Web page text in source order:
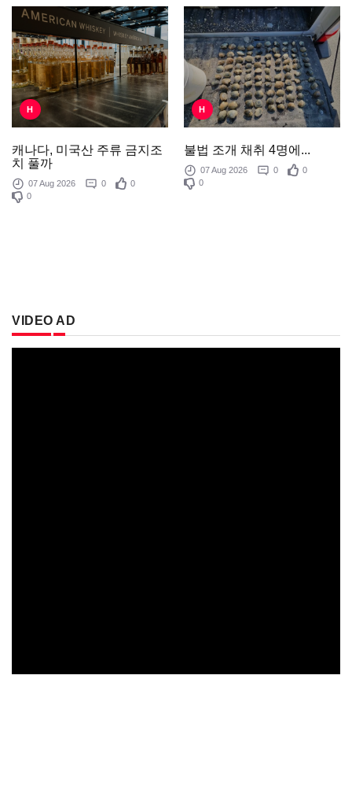
H
캐나다, 미국산 주류 금지조
치 풀까
07 Aug 2026 0
0
0
H
불법 조개 채취 4명에...
07 Aug 2026 0
0
0
VIDEO AD